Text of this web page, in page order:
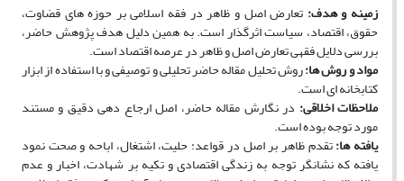
زمینه و هدف: تعارض اصل و ظاهر در فقه اسلامی بر حوزه ­های قضاوت،
حقوق، اقتصاد، سیاست اثرگذار است. به همین دلیل هدف پژوهش حاضر،
بررسی دلایل فقهی تعارض اصل و ظاهر در عرصه اقتصاد است.
مواد و روش­ ها:روش تحلیل مقاله حاضر تحلیلی و توصیفی و با استفاده از ابزار
کتابخانه ­ای است.
ملاحظات اخلاقی: در نگارش مقاله حاضر، اصل ارجاع دهی دقیق و مستند
مورد توجه بوده است.
یافته­ها:تقدم ظاهر بر اصل در قواعد: حلیت، اشتغال، اباحه و صحت نمود
یافته که نشانگر توجه به زندگی اقتصادی و تکیه بر شهادت، اخبار و عدم